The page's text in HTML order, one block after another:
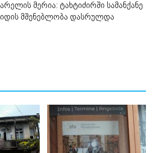
მერია: ტახტიძირში სამანქანე
მშენებლობა დასრულდა